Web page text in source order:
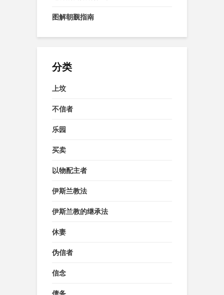
图解朝觐指南
分类
上坟
不信者
乐园
买卖
以物配主者
伊斯兰教法
伊斯兰教的继承法
休妻
伪信者
信念